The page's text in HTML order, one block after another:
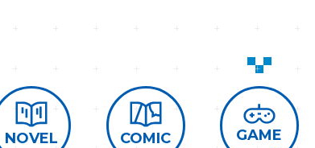
NOVEL COMIC GAME